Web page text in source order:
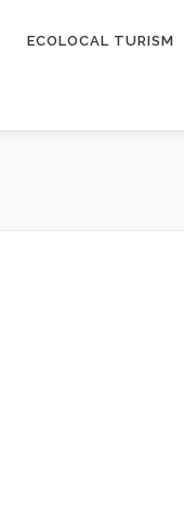
ECOLOCAL TURISM